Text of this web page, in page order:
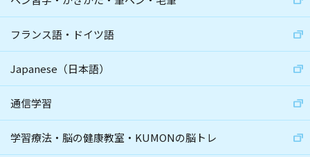
フランス語・ドイツ語
Japanese（日本語）
通信学習
学習療法・脳の健康教室・KUMONの脳トレ